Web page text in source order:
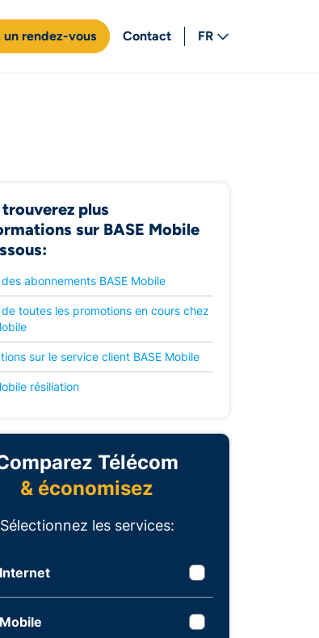
un rendez-vous Contact
FR
plus
sur BASE Mobile
abonnements BASE Mobile
toutes les promotions en cours chez
sur le service client BASE Mobile
résiliation
Télécom
& économisez
Sélectionnez les services:
Internet
Mobile